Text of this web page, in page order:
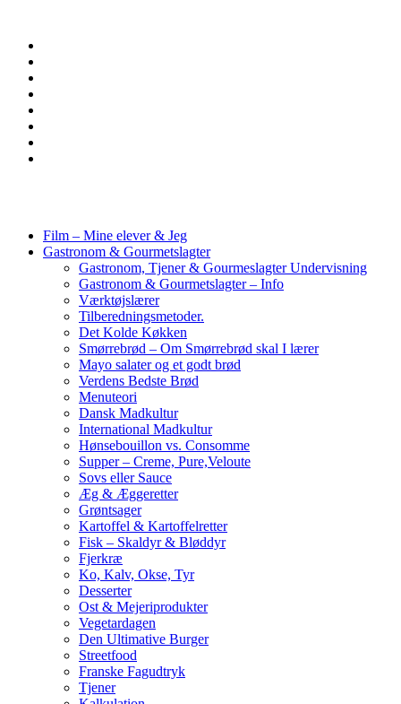
Film – Mine elever & Jeg
Gastronom & Gourmetslagter
Gastronom, Tjener & Gourmeslagter Undervisning
Gastronom & Gourmetslagter – Info
Værktøjslærer
Tilberedningsmetoder.
Det Kolde Køkken
Smørrebrød – Om Smørrebrød skal I lærer
Mayo salater og et godt brød
Verdens Bedste Brød
Menuteori
Dansk Madkultur
International Madkultur
Hønsebouillon vs. Consomme
Supper – Creme, Pure,Veloute
Sovs eller Sauce
Æg & Æggeretter
Grøntsager
Kartoffel & Kartoffelretter
Fisk – Skaldyr & Bløddyr
Fjerkræ
Ko, Kalv, Okse, Tyr
Desserter
Ost & Mejeriprodukter
Vegetardagen
Den Ultimative Burger
Streetfood
Franske Fagudtryk
Tjener